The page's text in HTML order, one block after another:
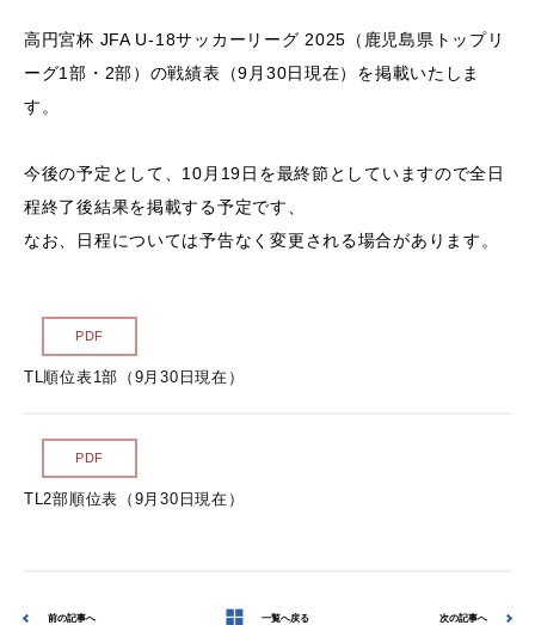
関連リンク
高円宮杯 JFA U-18サッカーリーグ 2025（鹿児島県トップリ
ーグ1部・2部）の戦績表（9月30日現在）を掲載いたしま
す。
今後の予定として、10月19日を最終節としていますので全日
程終了後結果を掲載する予定です、
なお、日程については予告なく変更される場合があります。
PDF
TL順位表1部（9月30日現在）
PDF
TL2部順位表（9月30日現在）
前の記事へ 一覧へ戻る 次の記事へ